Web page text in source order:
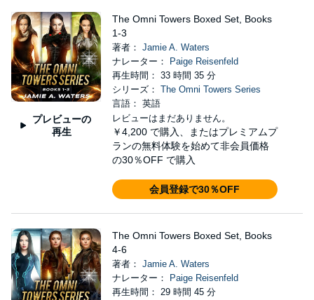
プレビューの
再生
The Omni Towers Boxed Set, Books
1-3
著者： Jamie A. Waters
ナレーター：
Paige Reisenfeld
再生時間： 33 時間 35 分
シリーズ： The Omni Towers Series
言語： 英語
レビューはまだありません。
￥4,200 で購入、またはプレミアムプ
ランの無料体験を始めて非会員価格
の30％OFF で購入
会員登録で30％OFF
The Omni Towers Boxed Set, Books
4-6
著者： Jamie A. Waters
ナレーター：
Paige Reisenfeld
再生時間： 29 時間 45 分